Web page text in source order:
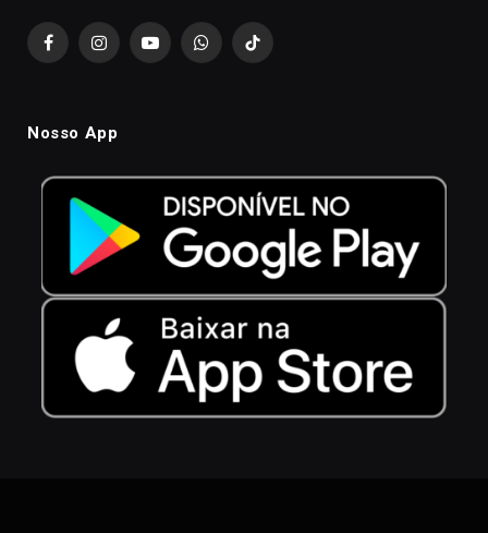
FacebookInstagramYouTubeWhatsAppTikTok
Nosso App